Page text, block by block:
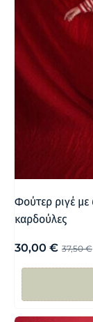
Φούτερ ριγέ με
καρδούλες
37,50€
30,00 €